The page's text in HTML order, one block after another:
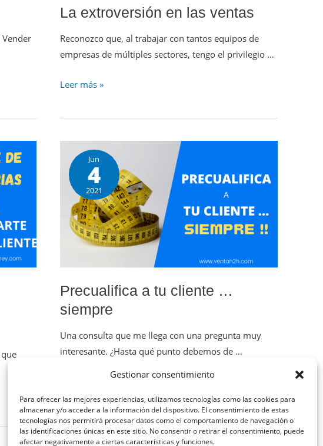
Gestionar consentimiento
Para ofrecer las mejores experiencias, utilizamos tecnologías como las cookies para
almacenar y/o acceder a la información del dispositivo. El consentimiento de estas
tecnologías nos permitirá procesar datos como el comportamiento de navegación o
las identificaciones únicas en este sitio. No consentir o retirar el consentimiento, puede
afectar negativamente a ciertas características y funciones.
La extroversión en las ventas
Reconozco que, al trabajar con tantos equipos de
empresas de múltiples sectores, tengo el privilegio …
Leer más »
Jun
4
2021
Precualifica a tu cliente …
siempre
Una consulta que me llega con una pregunta muy
interesante. ¿Hasta qué punto debemos de …